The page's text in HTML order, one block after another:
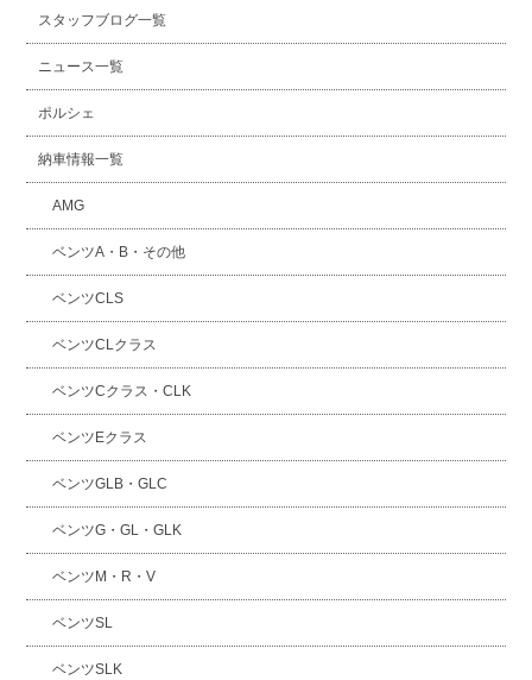
スタッフブログ一覧
ニュース一覧
ポルシェ
納車情報一覧
AMG
ベンツA・B・その他
ベンツCLS
ベンツCLクラス
ベンツCクラス・CLK
ベンツEクラス
ベンツGLB・GLC
ベンツG・GL・GLK
ベンツM・R・V
ベンツSL
ベンツSLK